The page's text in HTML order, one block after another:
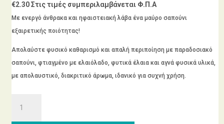
€2.30 Στις τιμές συμπεριλαμβάνεται Φ.Π.Α
Με ενεργό άνθρακα και ηφαιστειακή λάβα ένα μαύρο σαπούνι
εξαιρετικής ποιότητας!
Απολαύστε φυσικό καθαρισμό και απαλή περιποίηση με παραδοσιακό
σαπούνι, φτιαγμένο με ελαιόλαδο, φυτικά έλαια και αγνά φυσικά υλικά,
με απολαυστικό, διακριτικό άρωμα, ιδανικό για συχνή χρήση.